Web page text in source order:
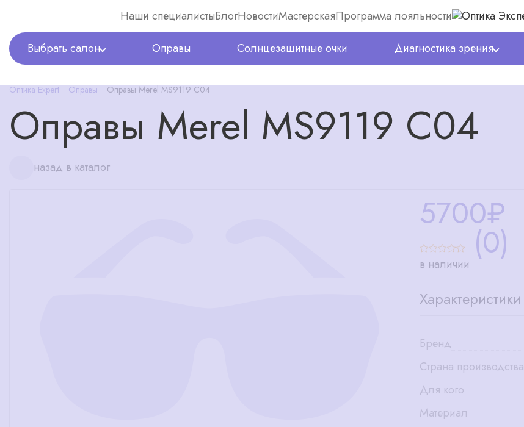
Наши специалистыБлогНовостиМастерскаяПрограмма лояльности
Выбрать салон Оправы Солнцезащитные очки Диагностика зрения
Оптика Expert Оправы Оправы Merel MS9119 C04
Оправы Merel MS9119 C04
назад в каталог
5700₽
(0)
в наличии
Характеристики
Бренд
Страна производства
Для кого
Материал